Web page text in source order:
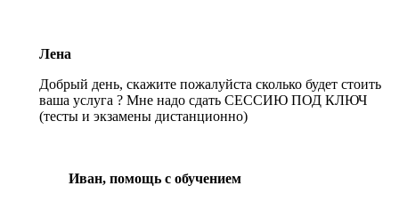
Лена
Добрый день, скажите пожалуйста сколько будет стоить
ваша услуга ? Мне надо сдать СЕССИЮ ПОД КЛЮЧ
(тесты и экзамены дистанционно)
Иван, помощь с обучением